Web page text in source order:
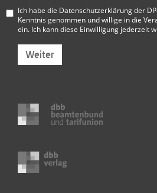
Ich habe die Datenschutzerklärung der
Kenntnis genommen und willige in die
ein. Ich kann diese Einwilligung jederzeit
Weiter